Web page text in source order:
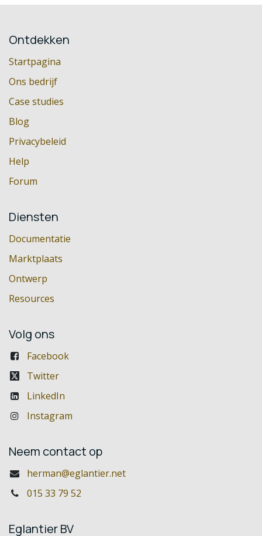
Ontdekken
Startpagina
Ons bedrijf
Case studies
Blog
Privacybeleid
Help
Forum
Diensten
Documentatie
Marktplaats
Ontwerp
Resources
Volg ons
Facebook
Twitter
LinkedIn
Instagram
Neem contact op
herman@eglantier.net
015 33 79 52
Eglantier BV